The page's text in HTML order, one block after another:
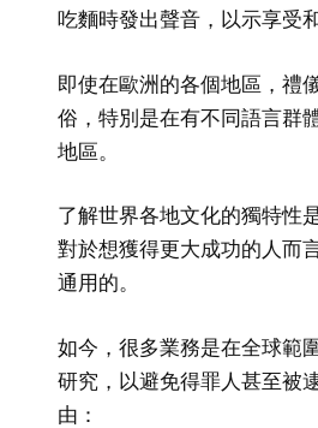
吃麵時發出聲音，以示享受
即使在歐洲的各個地區，禮
俗，特別是在有不同語言群
地區。
了解世界各地文化的獨特性
對於想獲得更大成功的人而
通用的。
如今，很多業務是在全球範
研究，以避免得罪人甚至被
由：